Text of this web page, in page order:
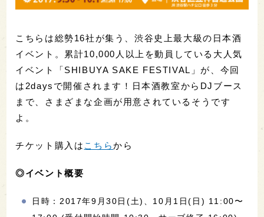
こちらは総勢16社が集う、渋谷史上最大級の日本酒
イベント。累計10,000人以上を動員している大人気
イベント「SHIBUYA SAKE FESTIVAL」が、今回
は2daysで開催されます！日本酒教室からDJブース
まで、さまざまな企画が用意されているそうです
よ。
チケット購入は こちらから
◎イベント概要
日時：2017年9月30日(土)、10月1日(日) 11:00〜